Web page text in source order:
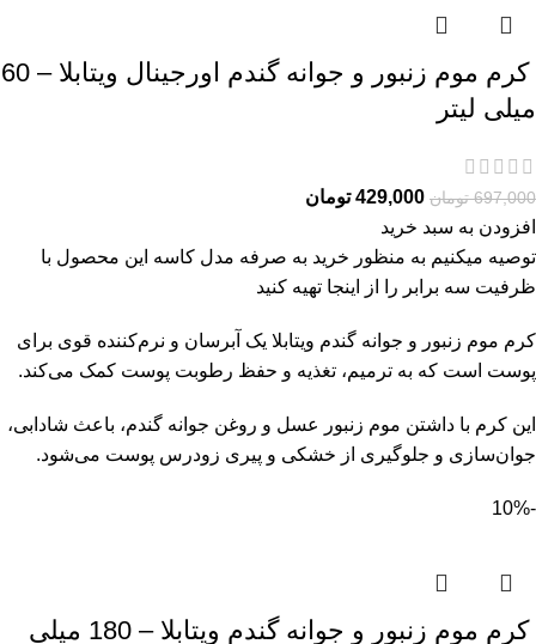
کرم موم زنبور و جوانه گندم اورجینال ویتابلا – 60
میلی لیتر
697,000 تومان 429,000 تومان
افزودن به سبد خرید
توصیه میکنیم به منظور خرید به صرفه مدل کاسه این محصول با
ظرفیت سه برابر را از
اینجا تهیه کنید
کرم موم زنبور و جوانه گندم ویتابلا یک آبرسان و نرم‌کننده قوی برای
پوست است که به ترمیم، تغذیه و حفظ رطوبت پوست کمک می‌کند.
این کرم با داشتن موم زنبور عسل و روغن جوانه گندم، باعث شادابی،
جوان‌سازی و جلوگیری از خشکی و پیری زودرس پوست می‌شود.
-10%
کرم موم زنبور و جوانه گندم ویتابلا – 180 میلی